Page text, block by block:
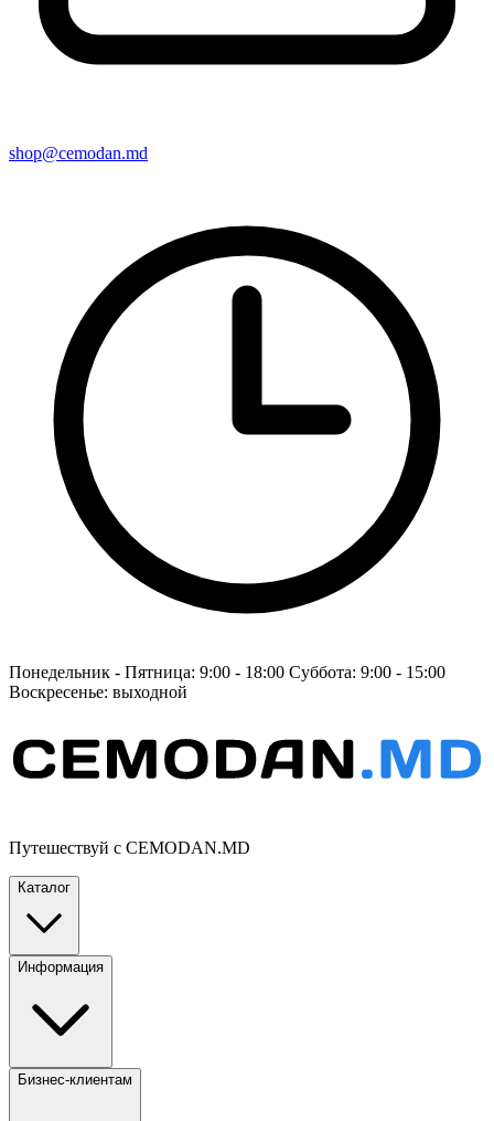
shop@cemodan.md
Понедельник - Пятница: 9:00 - 18:00 Суббота: 9:00 - 15:00
Воскресенье: выходной
Путешествуй с CEMODAN.MD
Каталог
Информация
Бизнес-клиентам